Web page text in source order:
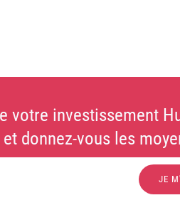
votre investissement
donnez-vous les